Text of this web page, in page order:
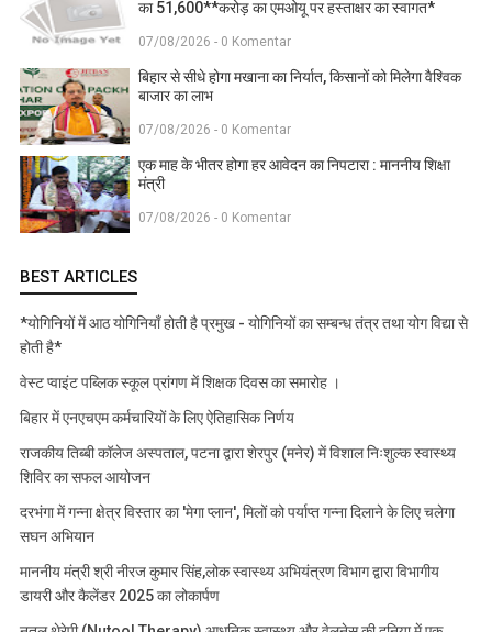
का 51,600**करोड़ का एमओयू पर हस्ताक्षर का स्वागत*
07/08/2026 - 0 Komentar
बिहार से सीधे होगा मखाना का निर्यात, किसानों को मिलेगा वैश्विक
बाजार का लाभ
07/08/2026 - 0 Komentar
एक माह के भीतर होगा हर आवेदन का निपटारा : माननीय शिक्षा
मंत्री
07/08/2026 - 0 Komentar
BEST ARTICLES
*योगिनियों में आठ योगिनियाँ होती है प्रमुख - योगिनियों का सम्बन्ध तंत्र तथा योग विद्या से
होती है*
वेस्ट प्वाइंट पब्लिक स्कूल प्रांगण में शिक्षक दिवस का समारोह ।
बिहार में एनएचएम कर्मचारियों के लिए ऐतिहासिक निर्णय
राजकीय तिब्बी कॉलेज अस्पताल, पटना द्वारा शेरपुर (मनेर) में विशाल निःशुल्क स्वास्थ्य
शिविर का सफल आयोजन
दरभंगा में गन्ना क्षेत्र विस्तार का 'मेगा प्लान', मिलों को पर्याप्त गन्ना दिलाने के लिए चलेगा
सघन अभियान
माननीय मंत्री श्री नीरज कुमार सिंह,लोक स्वास्थ्य अभियंत्रण विभाग द्वारा विभागीय
डायरी और कैलेंडर 2025 का लोकार्पण